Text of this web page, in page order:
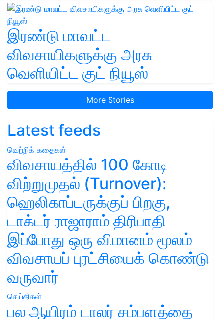
இரண்டு மாவட்ட
விவசாயிகளுக்கு அரசு
வெளியிட்ட குட் நியூஸ்
More Stories
Latest feeds
வெற்றிக் கதைகள்
விவசாயத்தில் 100 கோடி
விற்றுமுதல் (Turnover):
ஹெலிகாப்டருக்குப் பிறகு,
டாக்டர் ராஜாராம் திரிபாதி
இப்போது ஒரு விமானம் மூலம்
விவசாயப் புரட்சியைக் கொண்டு
வருவார்
செய்திகள்
பல ஆயிரம் டாலர் சம்பளத்தை